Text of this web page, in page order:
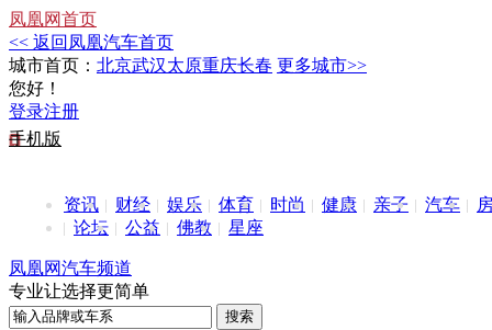
凤凰网首页
<< 返回凤凰汽车首页
城市首页： 北京武汉太原重庆长春 更多城市>>
您好！
登录注册
手机版
资讯 财经 娱乐 体育 时尚 健康 亲子 汽车
论坛
公益 佛教 星座
凤凰网汽车频道
专业让选择更简单